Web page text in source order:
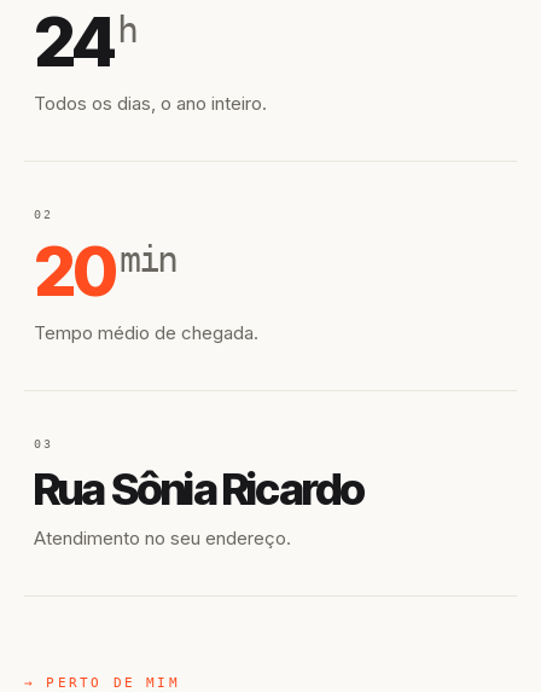
24 h
Todos os dias, o ano inteiro.
02
20min
Tempo médio de chegada.
03
Rua Sônia Ricardo
Atendimento no seu endereço.
→ PERTO DE MIM